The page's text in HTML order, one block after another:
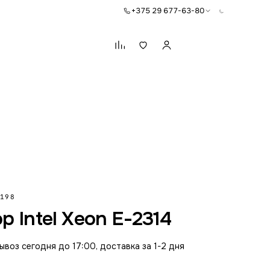
+375 29 677-63-80
Intel Xeon E-2314
сегодня до 17:00, доставка за 1-2 дня